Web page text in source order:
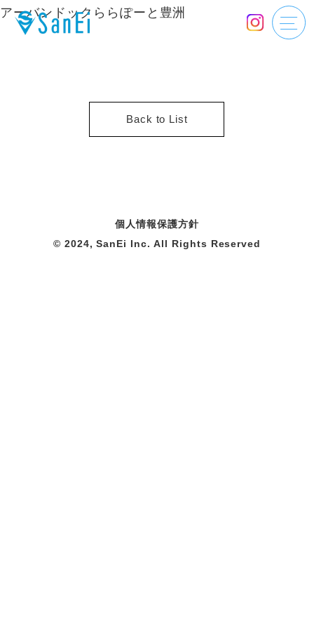
アーバンドックららぽーと豊洲
Back to List
個人情報保護方針
© 2024, SanEi Inc. All Rights Reserved